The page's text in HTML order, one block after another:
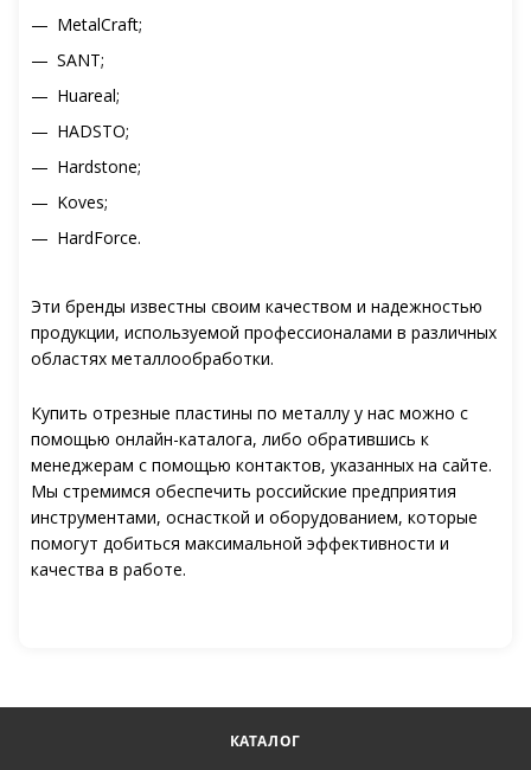
MetalCraft;
SANT;
Huareal;
HADSTO;
Hardstone;
Koves;
HardForce.
Эти бренды известны своим качеством и надежностью
продукции, используемой профессионалами в различных
областях металлообработки.
Купить отрезные пластины по металлу у нас можно с
помощью онлайн-каталога, либо обратившись к
менеджерам с помощью контактов, указанных на сайте.
Мы стремимся обеспечить российские предприятия
инструментами, оснасткой и оборудованием, которые
помогут добиться максимальной эффективности и
качества в работе.
КАТАЛОГ